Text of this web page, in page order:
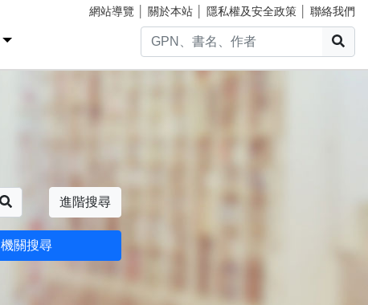
網站導覽 關於本站 隱私權及安全政策 聯絡我們
進階搜尋
機關搜尋